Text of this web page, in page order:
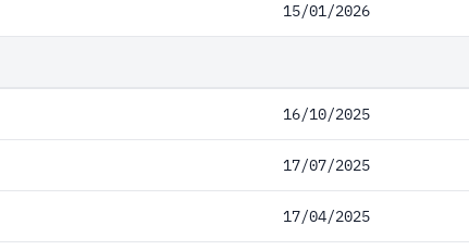
15/01/2026
16/10/2025
17/07/2025
17/04/2025